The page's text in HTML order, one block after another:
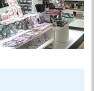
の紹介
ある東急やドン・キ